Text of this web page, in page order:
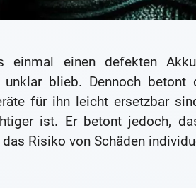
einmal einen defekten
unklar blieb. Dennoch
für ihn leicht ersetzbar
ist. Er betont jedoch,
das Risiko von Schäden